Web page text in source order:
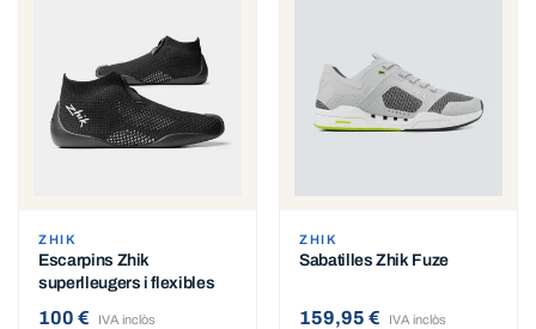
ZHIK
Escarpins Zhik
superlleugers i flexibles
100 € IVA inclòs
ZHIK
Sabatilles Zhik Fuze
159,95 € IVA inclòs